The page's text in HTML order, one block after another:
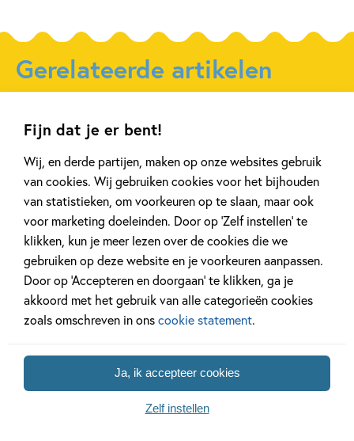
Fijn dat je er bent!
Wij, en derde partijen, maken op onze websites gebruik
van cookies. Wij gebruiken cookies voor het bijhouden
van statistieken, om voorkeuren op te slaan, maar ook
voor marketing doeleinden. Door op ‘Zelf instellen’ te
klikken, kun je meer lezen over de cookies die we
gebruiken op deze website en je voorkeuren aanpassen.
Door op ‘Accepteren en doorgaan’ te klikken, ga je
akkoord met het gebruik van alle categorieën cookies
zoals omschreven in onscookie statement.
Ja, ik accepteer cookies
Zelf instellen
Gerelateerde artikelen
20 APRIL 2026
Oplossing ‘De schaduwroof’
puzzel!
Achtergrond
Lees meer
27 FEBRUARI 2026
Ons
regent ganzen’
Lees meer
Bekijk alle artikelen